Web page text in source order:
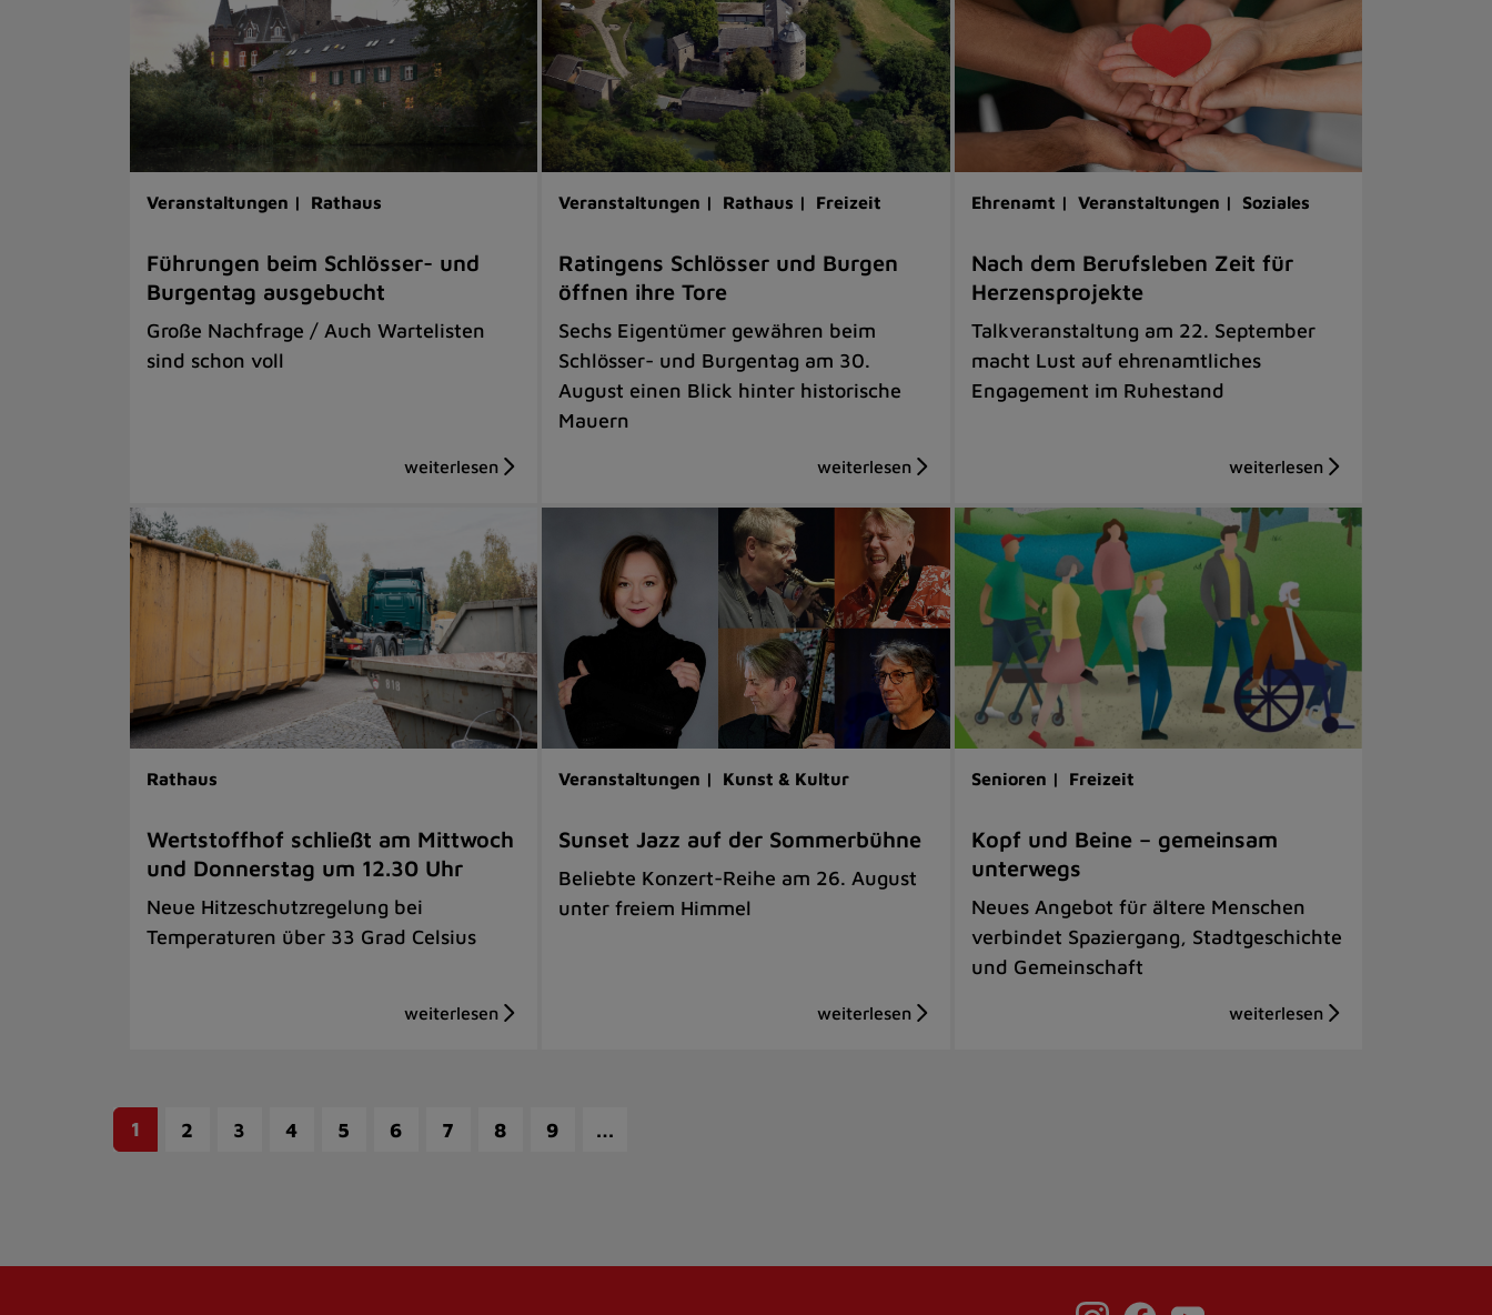
Veranstaltungen | Rathaus
Führungen beim Schlösser- und
Burgentag ausgebucht
Große Nachfrage / Auch Wartelisten
sind schon voll
Veranstaltungen | Rathaus | Freizeit
Ratingens Schlösser und Burgen
öffnen ihre Tore
Sechs Eigentümer gewähren beim
Schlösser- und Burgentag am 30.
August einen Blick hinter historische
Mauern
Ehrenamt | Veranstaltungen | Soziales
Nach dem Berufsleben Zeit für
Herzensprojekte
Talkveranstaltung am 22. September
macht Lust auf ehrenamtliches
Engagement im Ruhestand
Rathaus
Wertstoffhof schließt am Mittwoch
und Donnerstag um 12.30 Uhr
Neue Hitzeschutzregelung bei
Temperaturen über 33 Grad Celsius
Veranstaltungen | Kunst & Kultur
Sunset Jazz auf der Sommerbühne
Beliebte Konzert-Reihe am 26. August
unter freiem Himmel
Senioren | Freizeit
Kopf und Beine – gemeinsam
unterwegs
Neues Angebot für ältere Menschen
verbindet Spaziergang, Stadtgeschichte
und Gemeinschaft
1 2 3 4 5 6 7 8 9 …